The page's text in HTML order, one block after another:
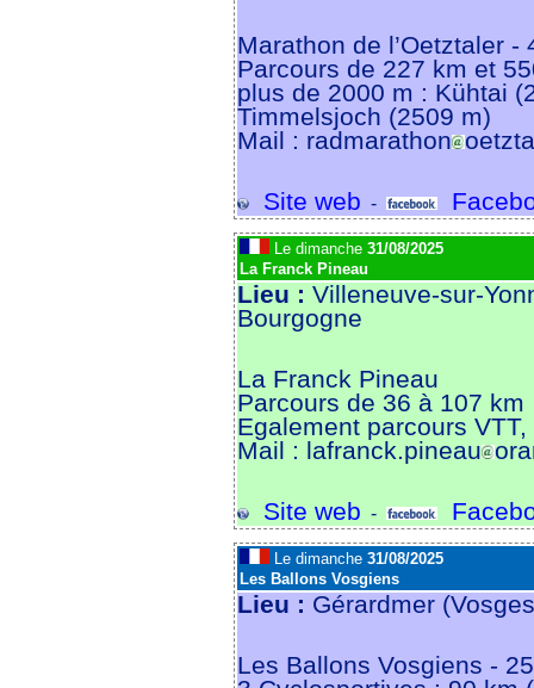
Marathon de l’Oetztaler -
Parcours de 227 km et
plus de 2000 m : Kühtai
Timmelsjoch (2509 m)
Mail : radmarathon
Site web -
Le dimanche 31/08/2025
La Franck Pineau
Lieu : Villeneuve-sur-
Bourgogne
La Franck Pineau
Parcours de 36 à 107 km
Egalement parcours
Mail : lafranck.pineau
Site web -
Le dimanche 31/08/2025
Les Ballons Vosgiens
Lieu : Gérardmer
Les Ballons Vosgiens -